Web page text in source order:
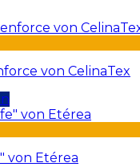
von CelinaTex
von Etérea